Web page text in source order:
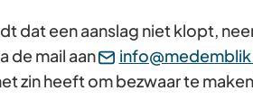
om
waarde
dat een aanslag niet klopt,
de mail aan
zin heeft om bezwaar te